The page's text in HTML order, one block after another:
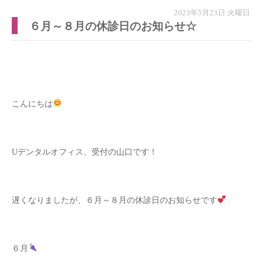
2023年5月23日 火曜日
６月～８月の休診日のお知らせ☆
こんにちは
Uデンタルオフィス、受付の山口です！
遅くなりましたが、６月～８月の休診日のお知らせです
６月